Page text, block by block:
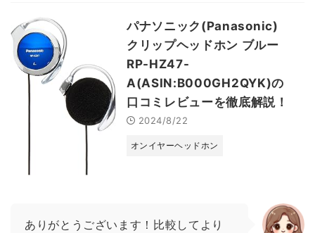
パナソニック(Panasonic)
クリップヘッドホン ブルー
RP-HZ47-
A(ASIN:B000GH2QYK)の
口コミレビューを徹底解説！
2024/8/22
オンイヤーヘッドホン
ありがとうございます！比較してより